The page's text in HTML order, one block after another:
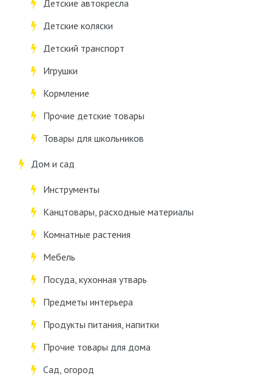
Детские автокресла
Детские коляски
Детский транспорт
Игрушки
Кормление
Прочие детские товары
Товары для школьников
Дом и сад
Инструменты
Канцтовары, расходные материалы
Комнатные растения
Мебель
Посуда, кухонная утварь
Предметы интерьера
Продукты питания, напитки
Прочие товары для дома
Сад, огород